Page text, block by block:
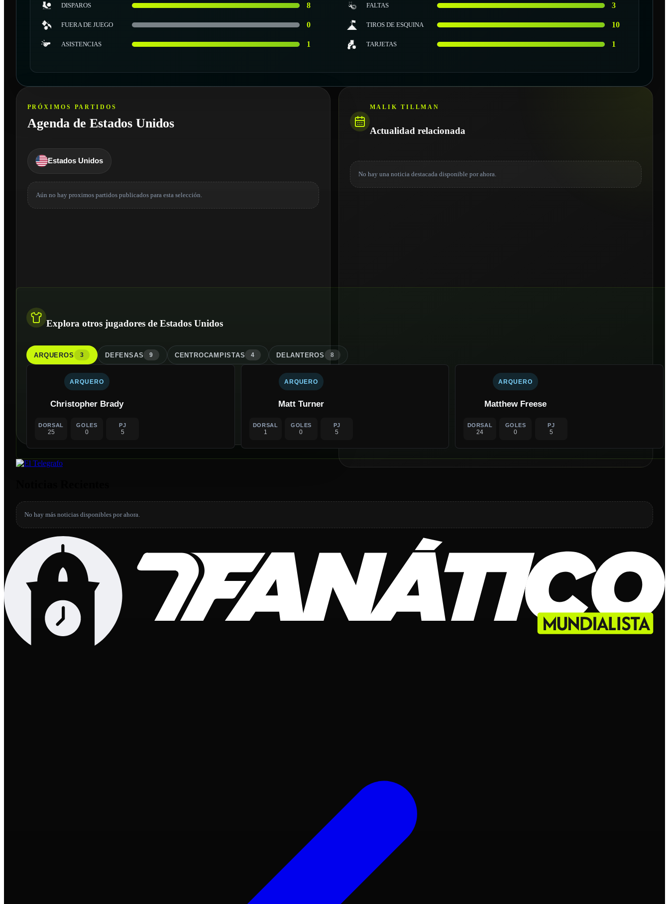
DISPAROS 8 FALTAS 3
FUERA DE JUEGO 0 TIROS DE ESQUINA 10
ASISTENCIAS 1 TARJETAS 1
PRÓXIMOS PARTIDOS
Agenda de Estados Unidos
Estados Unidos
Aún no hay proximos partidos publicados para esta selección.
MALIK TILLMAN
Actualidad relacionada
No hay una noticia destacada disponible por ahora.
Explora otros jugadores de Estados Unidos
ARQUEROS 3 DEFENSAS 9 CENTROCAMPISTAS 4 DELANTEROS 8
ARQUERO
Christopher Brady
DORSAL
25
GOLES
0
PJ
5
ARQUERO
Matt Turner
DORSAL
1
GOLES
0
PJ
5
ARQUERO
Matthew Freese
DORSAL
24
GOLES
0
PJ
5
No hay más noticias disponibles por ahora.